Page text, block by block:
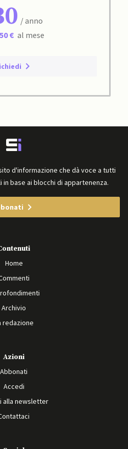
/ anno
€ al mese
d'informazione che dà voce a tutti
base ai blocchi di appartenenza.
Home
Archivio
redazione
Azioni
Abbonati
Accedi
alla newsletter